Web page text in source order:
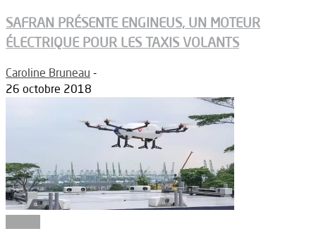
SAFRAN PRÉSENTE ENGINEUS, UN MOTEUR
ÉLECTRIQUE POUR LES TAXIS VOLANTS
Caroline Bruneau -
26 octobre 2018